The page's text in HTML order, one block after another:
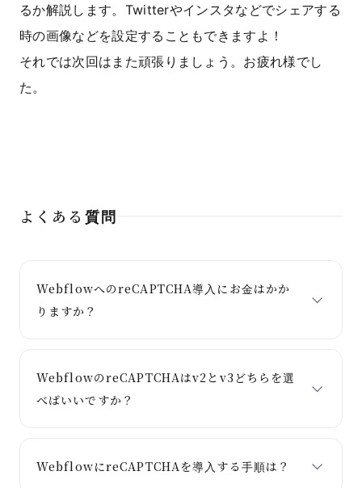
るか解説します。Twitterやインスタなどでシェアする
時の画像などを設定することもできますよ！
それでは次回はまた頑張りましょう。お疲れ様でし
た。
よくある質問
WebflowへのreCAPTCHA導入にお金はかか
りますか？
WebflowのreCAPTCHAはv2とv3どちらを選
べばいいですか？
WebflowにreCAPTCHAを導入する手順は？